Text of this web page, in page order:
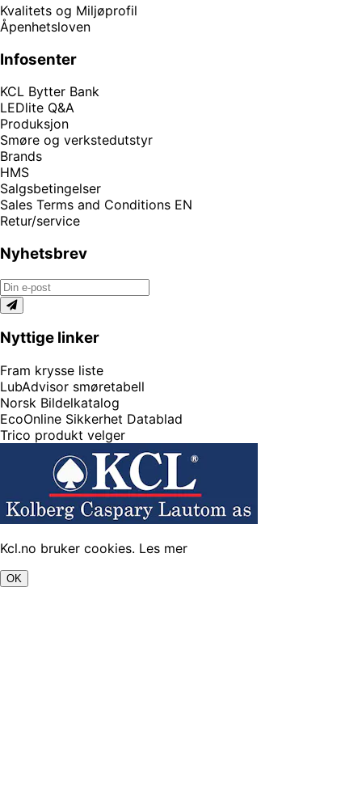
Kvalitets og Miljøprofil
Åpenhetsloven
Infosenter
KCL Bytter Bank
LEDlite Q&A
Produksjon
Smøre og verkstedutstyr
Brands
HMS
Salgsbetingelser
Sales Terms and Conditions EN
Retur/service
Nyhetsbrev
Nyttige linker
Fram krysse liste
LubAdvisor smøretabell
Norsk Bildelkatalog
EcoOnline Sikkerhet Datablad
Trico produkt velger
Kcl.no bruker cookies. Les mer
OK